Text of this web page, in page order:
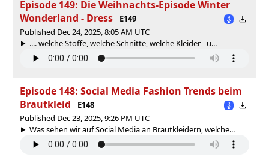
Episode 149: Die Weihnachts-Episode Winter
Wonderland - Dress
E149
Published Dec 24, 2025, 8:05 AM UTC
.... welche Stoffe, welche Schnitte, welche Kleider - u...
Episode 148: Social Media Fashion Trends beim
Brautkleid
E148
Published Dec 23, 2025, 9:26 PM UTC
Was sehen wir auf Social Media an Brautkleidern, welche...